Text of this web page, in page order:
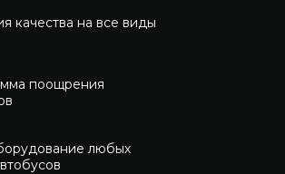
качества на все виды
поощрения
любых